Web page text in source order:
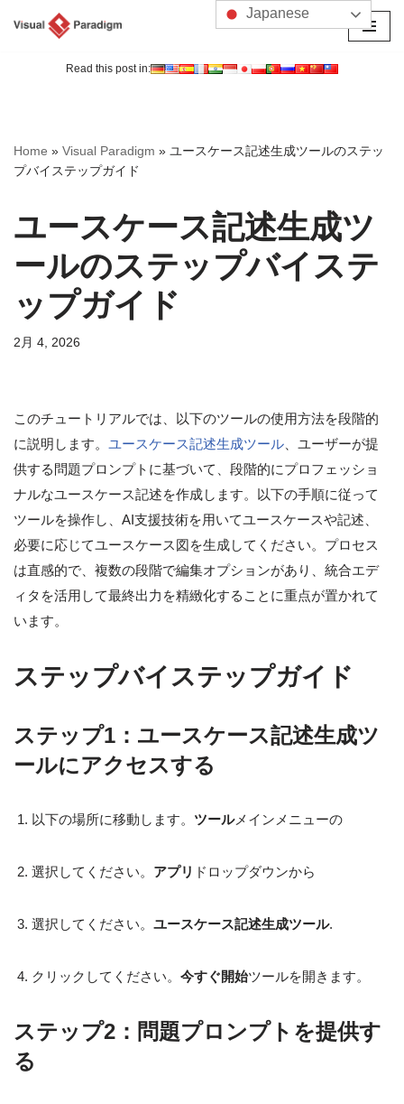
へ
ス
ッ
プ
Read this post in:
Home » Visual Paradigm » ユースケース記述生成ツールのステッ
プバイステップガイド
ユースケース記述生成ツ
ールのステップバイステ
ップガイド
2月 4, 2026
このチュートリアルでは、以下のツールの使用方法を段階的
に説明します。 ユースケース記述生成ツール 、ユーザーが提
供する問題プロンプトに基づいて、段階的にプロフェッショ
ナルなユースケース記述を作成します。以下の手順に従って
ツールを操作し、AI支援技術を用いてユースケースや記述、
必要に応じてユースケース図を生成してください。プロセス
は直感的で、複数の段階で編集オプションがあり、統合エデ
ィタを活用して最終出力を精緻化することに重点が置かれて
います。
ステップバイステップガイド
ステップ1：ユースケース記述生成ツ
ールにアクセスする
以下の場所に移動します。 ツールメインメニューの
選択してください。 アプリ ドロップダウンから
選択してください。 ユースケース記述生成ツール.
クリックしてください。 今すぐ開始ツールを開きます。
ステップ2：問題プロンプトを提供す
る
Japanese